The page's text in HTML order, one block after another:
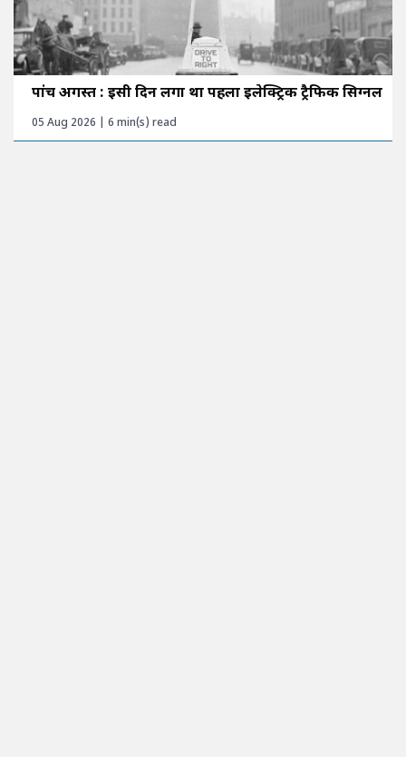
पांच अगस्त : इसी दिन लगा था पहला इलेक्ट्रिक ट्रैफिक सिग्नल
05 Aug 2026 | 6 min(s) read